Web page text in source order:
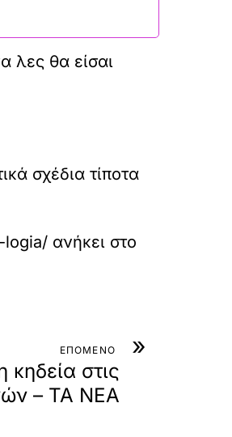
λες θα είσαι
σχέδια τίποτα
logia/ ανήκει στο
»
ΕΠΟΜΕΝΟ
στις
– ΤΑ ΝΕΑ